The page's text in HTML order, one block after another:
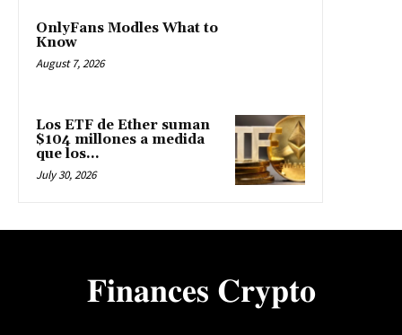
OnlyFans Modles What to
Know
August 7, 2026
Los ETF de Ether suman
$104 millones a medida
que los...
July 30, 2026
𝐅𝐢𝐧𝐚𝐧𝐜𝐞𝐬 𝐂𝐫𝐲𝐩𝐭𝐨